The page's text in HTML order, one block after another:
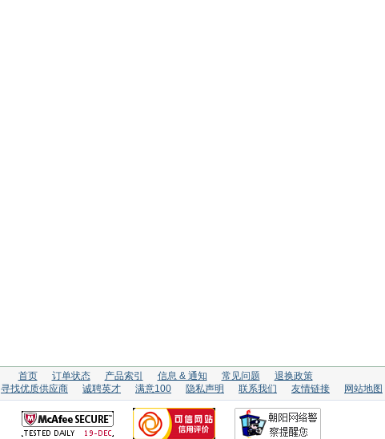
首页 订单状态 产品索引 信息 & 通知 常见问题
退换政策
寻找优质供应商 诚聘英才 满意100 隐私声明 联系我们 友情链接 网站地图